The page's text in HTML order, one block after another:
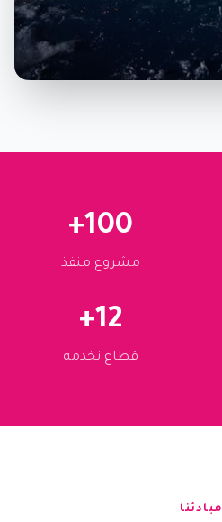
100+
مشروع منفذ
12+
قطاع نخدمه
مبادئنا